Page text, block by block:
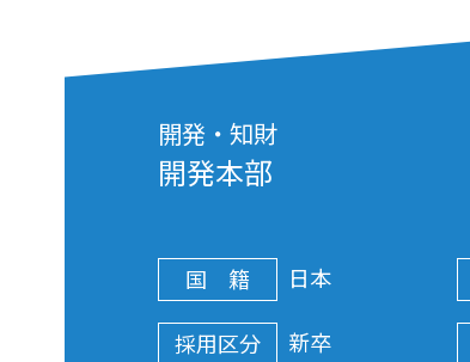
開発・知財
開発本部
国 籍 日本
採用区分 新卒